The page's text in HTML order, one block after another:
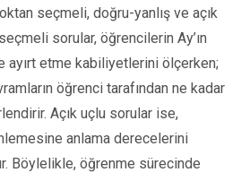
seçmeli, doğru-yanlış ve açık
sorular, öğrencilerin Ay’ın
ayırt etme kabiliyetlerini ölçerken;
öğrenci tarafından ne kadar
Açık uçlu sorular ise,
anlama derecelerini
Böylelikle, öğrenme sürecinde